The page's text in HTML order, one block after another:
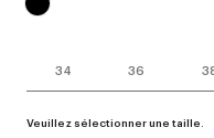
34 36
Veuillez sélectionner une taille.